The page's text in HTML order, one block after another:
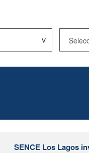
SENCE Los Lagos